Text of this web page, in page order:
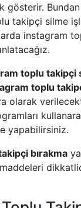
gösterir.
takipçi silme
instagram
toplu takipçi
toplu
olarak
yapabilirsiniz.
bırakma